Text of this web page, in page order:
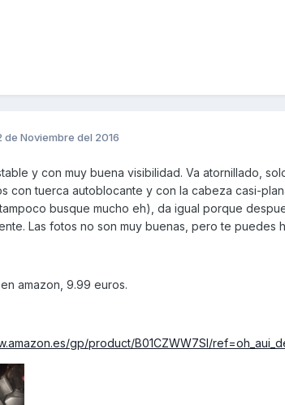
de Noviembre del 2016
y con muy buena visibilidad. Va atornillado,
con tuerca autoblocante y con la cabeza casi-
busque mucho eh), da igual porque
Las fotos no son muy buenas, pero te puedes
amazon, 9.99 euros.
gp/product/B01CZWW7SI/